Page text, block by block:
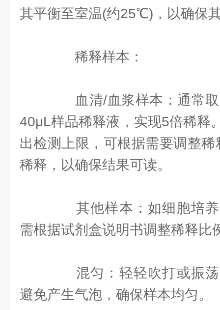
其平衡至室温(约25℃)，以确保
稀释样本：
血清/血浆样本：通常取
40μL样品稀释液，实现5倍稀释
出检测上限，可根据需要调整
稀释，以确保结果可读。
其他样本：如细胞培养
需根据试剂盒说明书调整稀释比
混匀：轻轻吹打或振荡
避免产生气泡，确保样本均匀。